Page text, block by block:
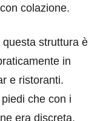
con colazione.
struttura è
in
e ristoranti.
che con i
era discreta,